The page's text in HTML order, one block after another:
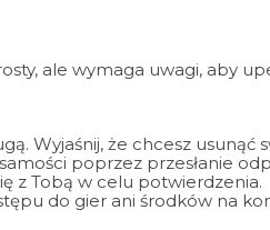
ale wymaga uwagi, aby
Wyjaśnij, że chcesz usunąć
poprzez przesłanie
z Tobą w celu potwierdzenia.
do gier ani środków na